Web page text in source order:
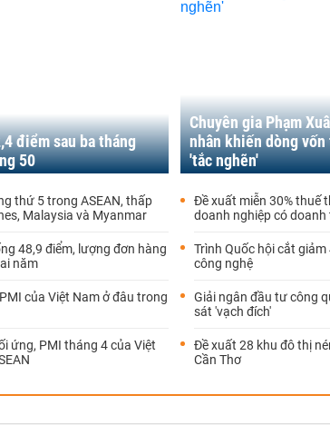
điểm sau ba tháng
50
thứ 5 trong ASEAN, thấp
Malaysia và Myanmar
48,9 điểm, lượng đơn hàng
năm
của Việt Nam ở đâu trong
ứng, PMI tháng 4 của Việt
Chuyên gia Phạm
nhân khiến dòng
'tắc nghẽn'
Đề xuất miễn 30% thuế
doanh nghiệp có
Trình Quốc hội cắt
công nghệ
Giải ngân đầu tư công
sát 'vạch đích'
Đề xuất 28 khu đô thị
Cần Thơ